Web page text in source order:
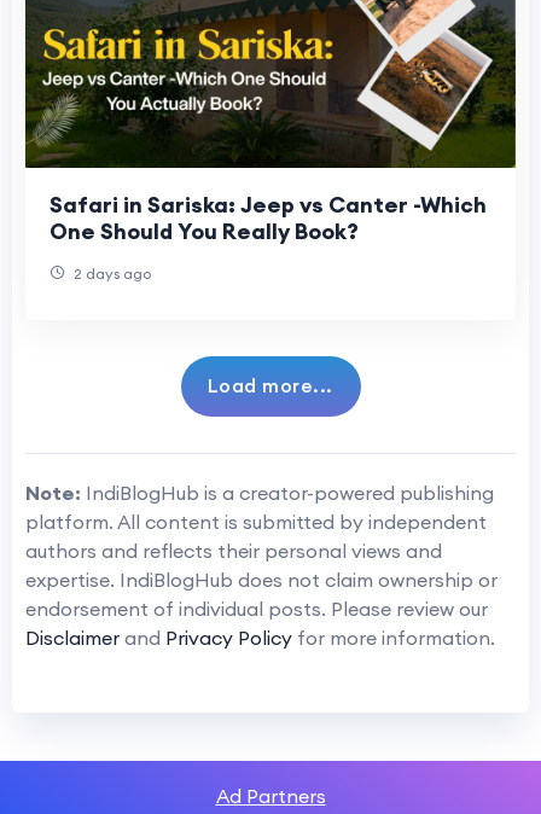
Safari in Sariska: Jeep vs Canter -Which
One Should You Really Book?
2 days ago
Load more...
Note: IndiBlogHub is a creator-powered publishing
platform. All content is submitted by independent
authors and reflects their personal views and
expertise. IndiBlogHub does not claim ownership or
endorsement of individual posts. Please review our
Disclaimer and Privacy Policy for more information.
Ad Partners